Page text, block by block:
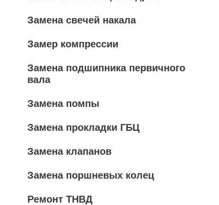
Замена свечей накала
Замер компрессии
Замена подшипника первичного
вала
Замена помпы
Замена прокладки ГБЦ
Замена клапанов
Замена поршневых колец
Ремонт ТНВД